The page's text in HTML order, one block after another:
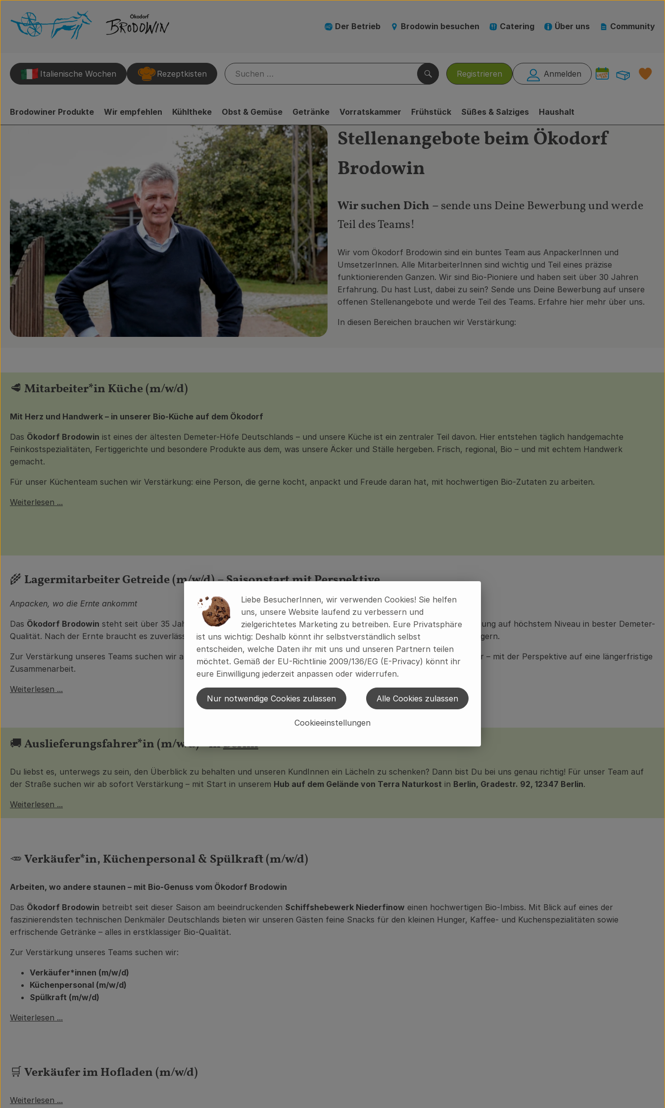
Der Betrieb Brodowin besuchen Catering Über uns Community
Registrieren Anmelden
Suchen
Italienische Wochen Rezeptkisten
Brodowiner Produkte Wir empfehlen Kühltheke Obst & Gemüse Getränke Vorratskammer Frühstück Süßes & Salziges Haushalt
Stellenangebote beim Ökodorf
Brodowin
Wir suchen Dich –sende uns Deine Bewerbung und werde
Teil des Teams!
Wir vom Ökodorf Brodowin sind ein buntes Team aus AnpackerInnen und
UmsetzerInnen. Alle MitarbeiterInnen sind wichtig und Teil eines präzise
funktionierenden Ganzen. Wir sind Bio-Pioniere und haben seit über 30 Jahren
Erfahrung. Du hast Lust, dabei zu sein? Sende uns Deine Bewerbung auf unsere
offenen Stellenangebote und werde Teil des Teams. Erfahre hier mehr über uns.
In diesen Bereichen brauchen wir Verstärkung:
🥩 Mitarbeiter*in Küche (m/w/d)
Mit Herz und Handwerk – in unserer Bio-Küche auf dem Ökodorf
Das Ökodorf Brodowin ist eines der ältesten Demeter-Höfe Deutschlands – und unsere Küche ist ein zentraler Teil davon. Hier entstehen täglich handgemachte
Feinkostspezialitäten, Fertiggerichte und besondere Produkte aus dem, was unsere Äcker und Ställe hergeben. Frisch, regional, Bio – und mit echtem Handwerk
gemacht.
Für unser Küchenteam suchen wir Verstärkung: eine Person, die gerne kocht, anpackt und Freude daran hat, mit hochwertigen Bio-Zutaten zu arbeiten.
Weiterlesen ...
🌾 Lagermitarbeiter Getreide (m/w/d) – Saisonstart mit Perspektive
Anpacken, wo die Ernte ankommt
Das Ökodorf Brodowin steht seit über 35 Jahren für ökologische Landwirtschaft und handwerkliche Lebensmittelverarbeitung auf höchstem Niveau in bester Demeter-
Qualität. Nach der Ernte braucht es zuverlässige Hände, die unser Getreide fachgerecht annehmen, kontrollieren und einlagern.
Zur Verstärkung unseres Teams suchen wir ab sofort eine engagierte und sorgfältige Persönlichkeit für unser Getreidelager – mit der Perspektive auf eine längerfristige
Zusammenarbeit.
Weiterlesen ...
🚚Auslieferungsfahrer*in (m/w/d) - inBerlin
Du liebst es, unterwegs zu sein, den Überblick zu behalten und unseren KundInnen ein Lächeln zu schenken? Dann bist Du bei uns genau richtig! Für unser Team auf
der Straße suchen wir ab sofort Verstärkung – mit Start in unserem Hub auf dem Gelände von Terra Naturkost in Berlin, Gradestr. 92, 12347 Berlin.
Weiterlesen ...
🥕Verkäufer*in, Küchenpersonal & Spülkraft (m/w/d)
Arbeiten, wo andere staunen – mit Bio-Genuss vom Ökodorf Brodowin
Das Ökodorf Brodowin betreibt seit dieser Saison am beeindruckenden Schiffshebewerk Niederfinow einen hochwertigen Bio-Imbiss. Mit Blick auf eines der
faszinierendsten technischen Denkmäler Deutschlands bieten wir unseren Gästen feine Snacks für den kleinen Hunger, Kaffee- und Kuchenspezialitäten sowie
erfrischende Getränke – alles in erstklassiger Bio-Qualität.
Zur Verstärkung unseres Teams suchen wir:
Verkäufer*innen (m/w/d)
Küchenpersonal (m/w/d)
Spülkraft (m/w/d)
Weiterlesen ...
🛒 Verkäufer im Hofladen (m/w/d)
Weiterlesen ...
Liebe BesucherInnen, wir verwenden Cookies! Sie helfen
uns, unsere Website laufend zu verbessern und
zielgerichtetes Marketing zu betreiben. Eure Privatsphäre
ist uns wichtig: Deshalb könnt ihr selbstverständlich selbst
entscheiden, welche Daten ihr mit uns und unseren Partnern teilen
möchtet. Gemäß der EU-Richtlinie 2009/136/EG (E-Privacy) könnt ihr
eure Einwilligung jederzeit anpassen oder widerrufen.
Cookieeinstellungen
Nur notwendige Cookies zulassen Alle Cookies zulassen